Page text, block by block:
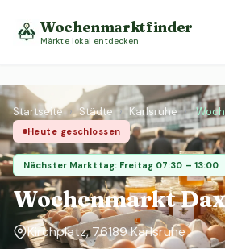
Wochenmarktfinder
Märkte lokal entdecken
Startseite › Städte › Karlsruhe ›
Heute geschlossen
Nächster Markttag: Freitag 07:30 – 13:00
Wochenmarkt
Kirchplatz, 76189 Karlsruhe